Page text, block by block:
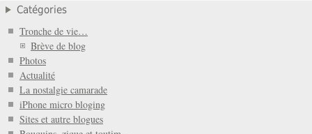
Catégories
Tronche de vie…
Brève de blog
Photos
Actualité
La nostalgie camarade
iPhone micro bloging
Sites et autre blogues